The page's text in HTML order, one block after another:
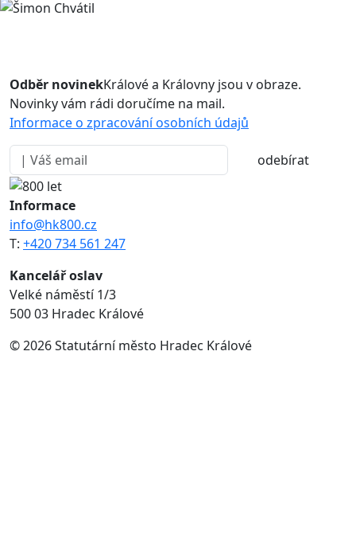
Odběr novinekKrálové a Královny jsou v obraze.
Novinky vám rádi doručíme na mail.
Informace o zpracování osobních údajů
odebírat
Informace
info@hk800.cz
T: +420 734 561 247
Kancelář oslav
Velké náměstí 1/3
500 03 Hradec Králové
© 2026 Statutární město Hradec Králové